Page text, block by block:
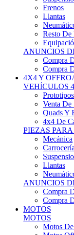
Frenos
Llantas
Resto De
ANUNCIOS
Compra
Compra
4X4 Y
VEHÍCULOS
Prototipos
Venta De
Quads Y
4x4 De
PIEZAS
Mecánica
Carrocería
Llantas
ANUNCIOS
Compra
Compra
MOTOS
MOTOS
Motos